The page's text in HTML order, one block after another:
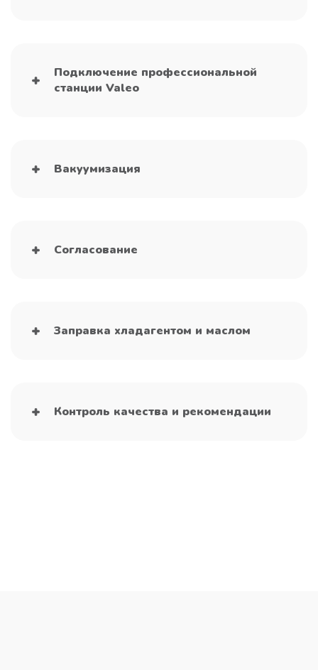
Подключение профессиональной
станции Valeo
Вакуумизация
Согласование
Заправка хладагентом и маслом
Контроль качества и рекомендации